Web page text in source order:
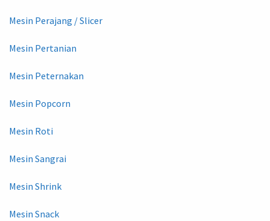
Mesin Perajang / Slicer
Mesin Pertanian
Mesin Peternakan
Mesin Popcorn
Mesin Roti
Mesin Sangrai
Mesin Shrink
Mesin Snack